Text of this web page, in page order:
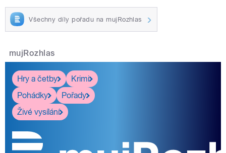
Všechny díly pořadu na mujRozhlas
mujRozhlas
Hry a četby
Krimi
Pohádky
Pořady
Živé vysílání